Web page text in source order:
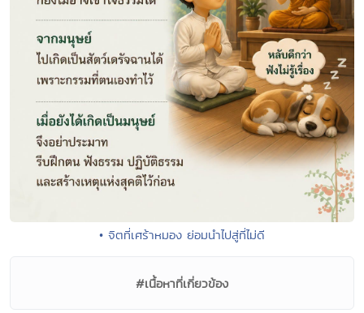
• จิตที่เศร้าหมอง ย่อมนำไปสู่ที่ไม่ดี
#เนื้อหาที่เกี่ยวข้อง